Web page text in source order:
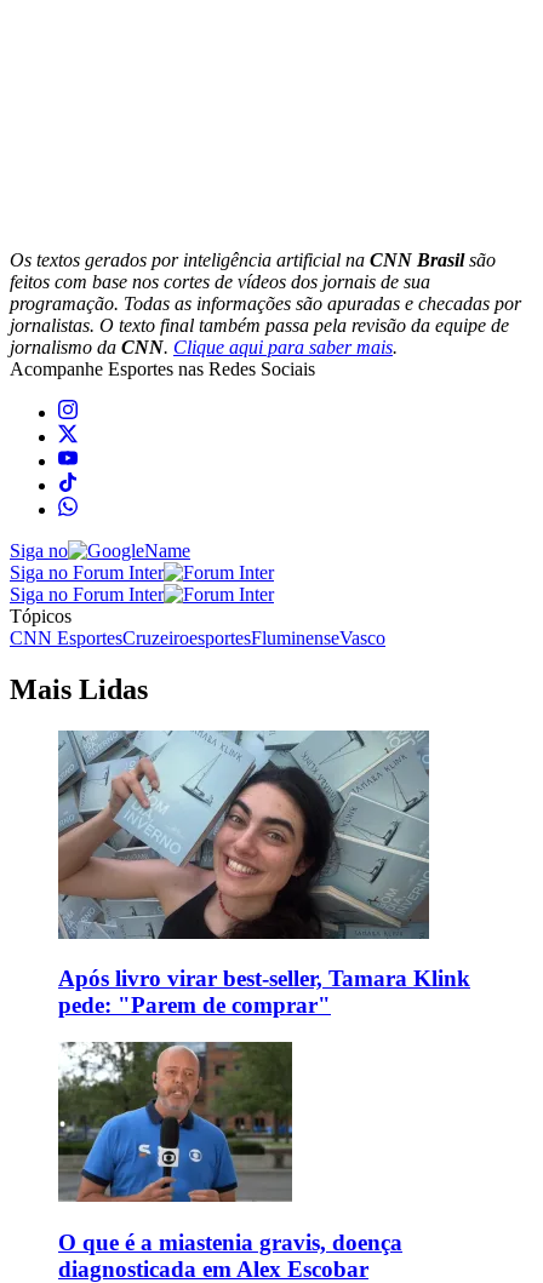
Os textos gerados por inteligência artificial na CNN Brasilsão
feitos com base nos cortes de vídeos dos jornais de sua
programação. Todas as informações são apuradas e checadas por
jornalistas. O texto final também passa pela revisão da equipe de
jornalismo da CNN. Clique aqui para saber mais.
Acompanhe Esportes nas Redes Sociais
Siga no
Siga no Forum Inter
Siga no Forum Inter
Tópicos
CNN EsportesCruzeiroesportesFluminenseVasco
Mais Lidas
Após livro virar best-seller, Tamara Klink
pede: "Parem de comprar"
O que é a miastenia gravis, doença
diagnosticada em Alex Escobar